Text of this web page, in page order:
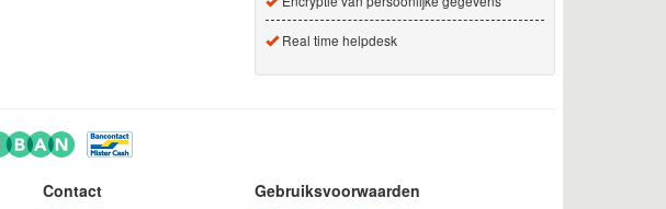
Real time helpdesk
Contact
Gebruiksvoorwaarden